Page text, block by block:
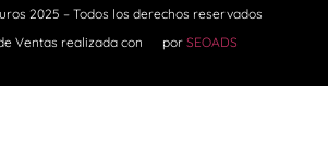
2025 – Todos los derechos reservados
Ventas realizada con
por SEOADS